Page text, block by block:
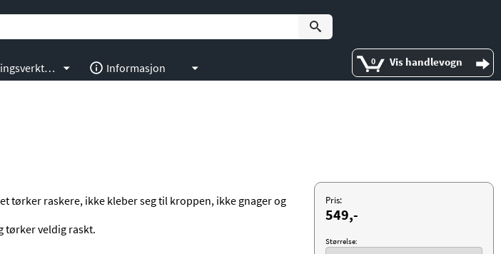
0 Vis handlevogn
Informasjon
Pris:
549,-
Størrelse:
tørker raskere, ikke kleber seg til kroppen, ikke gnager og
tørker veldig raskt.